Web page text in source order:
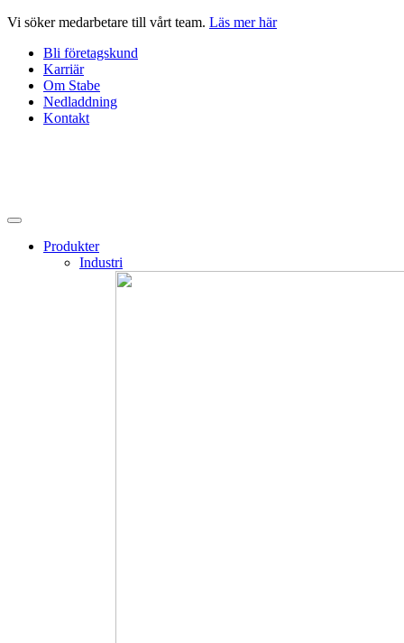
Hoppa
innehåll
Vi söker medarbetare till vårt team. Läs mer här
Bli företagskund
Karriär
Om Stabe
Nedladdning
Kontakt
Produkter
Industri